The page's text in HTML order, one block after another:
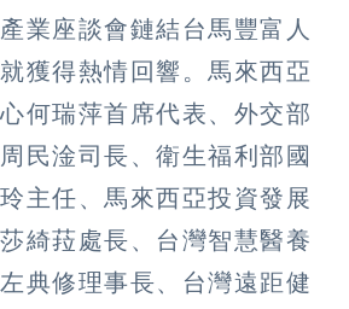
業座談會鏈結台馬豐富人
獲得熱情回響。馬來西亞
何瑞萍首席代表、外交部
民淦司長、衛生福利部國
主任、馬來西亞投資發展
綺菈處長、台灣智慧醫養
典修理事長、台灣遠距健